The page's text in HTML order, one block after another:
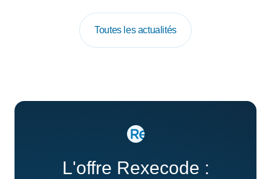
Toutes les actualités
L'offre Rexecode :